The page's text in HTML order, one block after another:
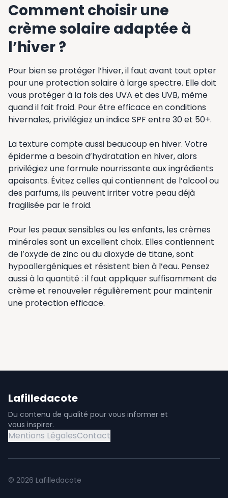
Comment choisir une
crème solaire adaptée à
l’hiver ?
Pour bien se protéger l’hiver, il faut avant tout opter
pour une protection solaire à large spectre. Elle doit
vous protéger à la fois des UVA et des UVB, même
quand il fait froid. Pour être efficace en conditions
hivernales, privilégiez un indice SPF entre 30 et 50+.
La texture compte aussi beaucoup en hiver. Votre
épiderme a besoin d’hydratation en hiver, alors
privilégiez une formule nourrissante aux ingrédients
apaisants. Évitez celles qui contiennent de l’alcool ou
des parfums, ils peuvent irriter votre peau déjà
fragilisée par le froid.
Pour les peaux sensibles ou les enfants, les crèmes
minérales sont un excellent choix. Elles contiennent
de l’oxyde de zinc ou du dioxyde de titane, sont
hypoallergéniques et résistent bien à l’eau. Pensez
aussi à la quantité : il faut appliquer suffisamment de
crème et renouveler régulièrement pour maintenir
une protection efficace.
Lafilledacote
Du contenu de qualité pour vous informer et
vous inspirer.
Mentions LégalesContact
© 2026 Lafilledacote